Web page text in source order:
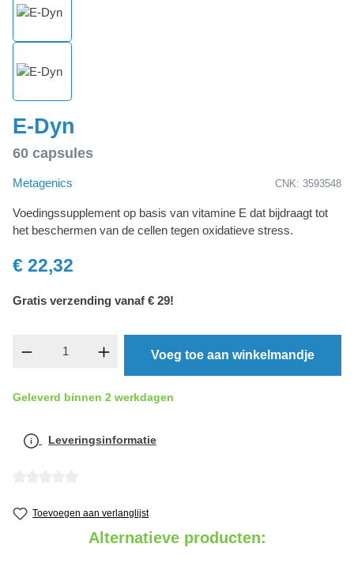
E-Dyn
60 capsules
Metagenics CNK: 3593548
Voedingssupplement op basis van vitamine E dat bijdraagt tot
het beschermen van de cellen tegen oxidatieve stress.
€ 22,32
Gratis verzending vanaf € 29!
component.product.quantitySelect.legend
Voeg toe aan winkelmandje
Geleverd binnen 2 werkdagen
Leveringsinformatie
Toevoegen aan verlanglijst
Alternatieve producten: